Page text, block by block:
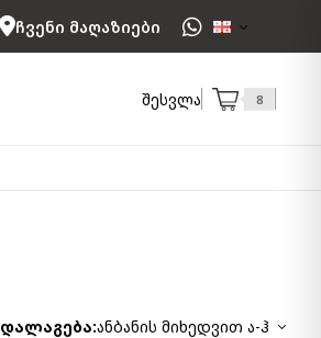
ჩვენი მაღაზიები
შესვლა 8
დალაგება:ანბანის მიხედვით ა-ჰ